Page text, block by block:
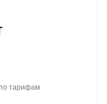
тарифам